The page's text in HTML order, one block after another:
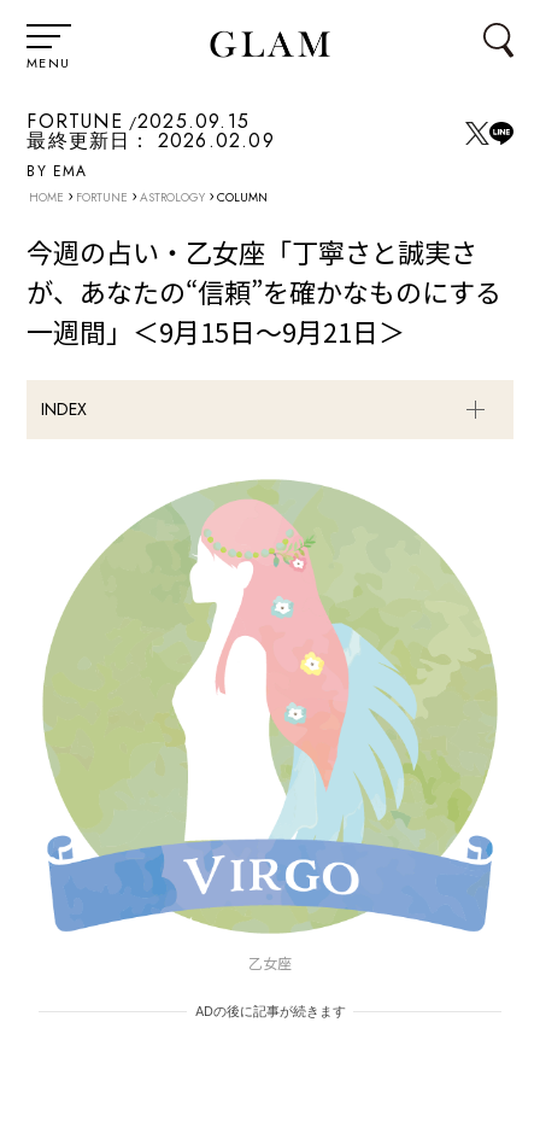
MENU
FORTUNE 2025.09.15
最終更新日： 2026.02.09
BY EMA
HOME › FORTUNE › ASTROLOGY › COLUMN
今週の占い・乙女座「丁寧さと誠実さ
が、あなたの“信頼”を確かなものにする
一週間」＜9月15日～9月21日＞
INDEX
乙女座
ADの後に記事が続きます